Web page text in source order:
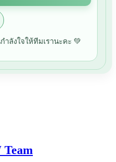
ลังใจให้ทีมเรานะคะ 💚